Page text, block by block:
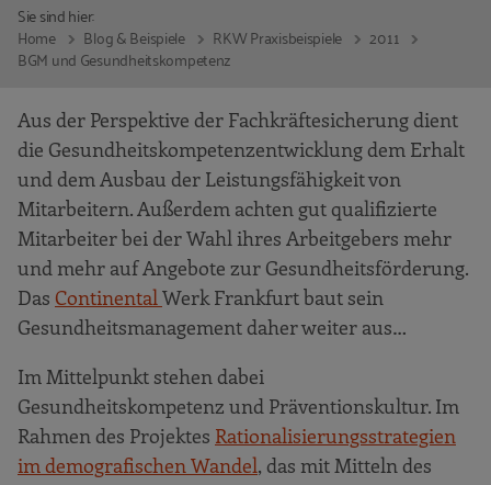
Sie sind hier:
Home
Blog & Beispiele RKW Praxisbeispiele
2011
BGM und Gesundheitskompetenz
Aus der Perspektive der Fachkräftesicherung dient
die Gesundheitskompetenzentwicklung dem Erhalt
und dem Ausbau der Leistungsfähigkeit von
Mitarbeitern. Außerdem achten gut qualifizierte
Mitarbeiter bei der Wahl ihres Arbeitgebers mehr
und mehr auf Angebote zur Gesundheitsförderung.
Das ContinentalWerk Frankfurt baut sein
Gesundheitsmanagement daher weiter aus…
Im Mittelpunkt stehen dabei
Gesundheitskompetenz und Präventionskultur. Im
Rahmen des Projektes Rationalisierungsstrategien
im demografischen Wandel, das mit Mitteln des